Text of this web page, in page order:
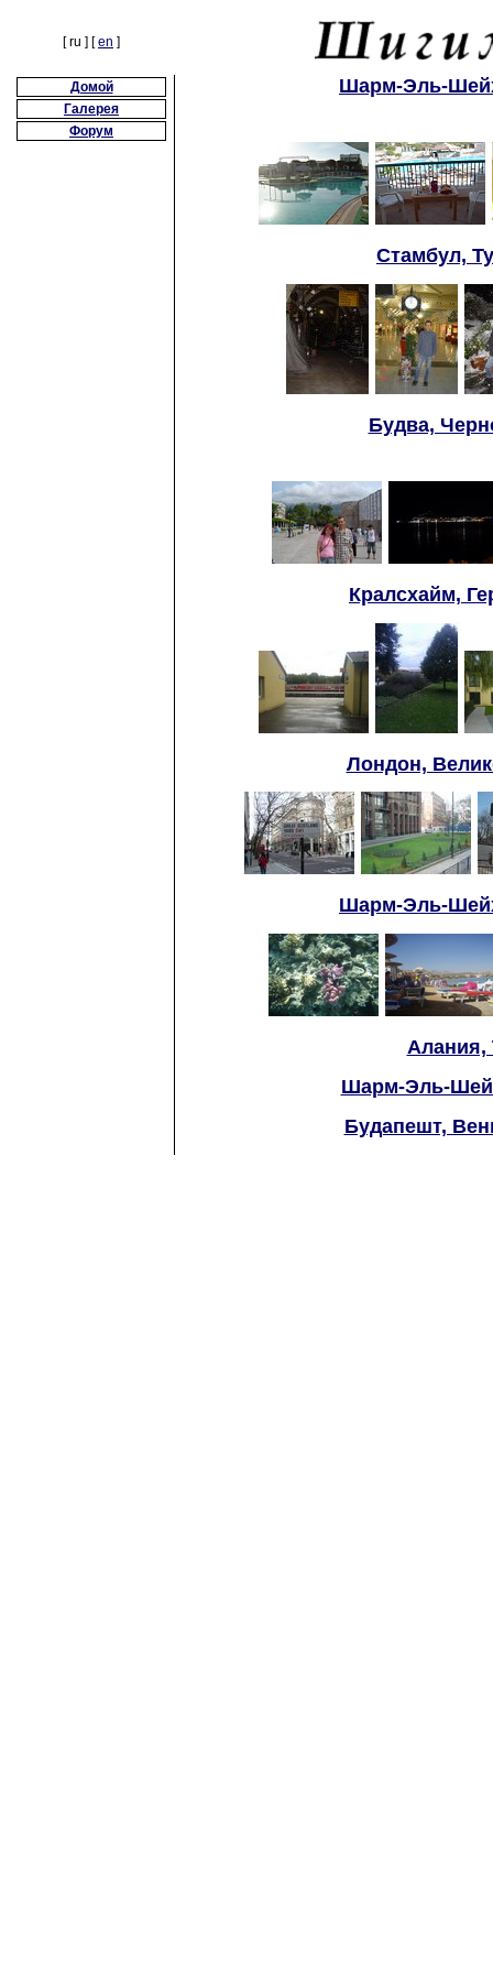
[ ru ] [en ]
Домой
Галерея
Форум
Шарм-Эль-
Стамбул,
Будва,
Кралсхайм,
Лондон,
Шарм-Эль-
Алания,
Шарм-Эль-
Будапешт,